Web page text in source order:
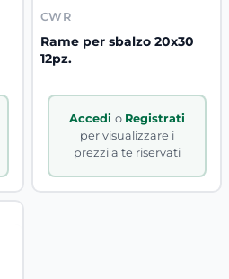
CWR
Rame per sbalzo 20x30
12pz.
Accedi o Registrati
per visualizzare i
prezzi a te riservati